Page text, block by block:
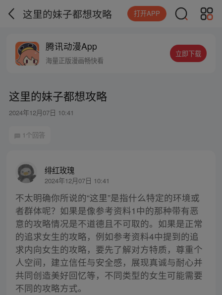
这里的妹子都想攻略 打开APP
腾讯动漫App
海量正版漫画畅快看
立即下载
这里的妹子都想攻略
2024年12月07日 10:41
1个回答
绯红玫瑰
2024年12月07日 10:41
不太明确你所说的“这里”是指什么特定的环境或
者群体呢？如果是像参考资料1中的那种带有恶
意的攻略情况是不道德且不可取的。如果是正常
的追求女生的攻略，例如参考资料4中提到的追
求内向女生的攻略，要先了解对方特质，尊重个
人空间，建立信任与安全感，展现真诚与耐心并
共同创造美好回忆等，不同类型的女生可能需要
不同的攻略方式。